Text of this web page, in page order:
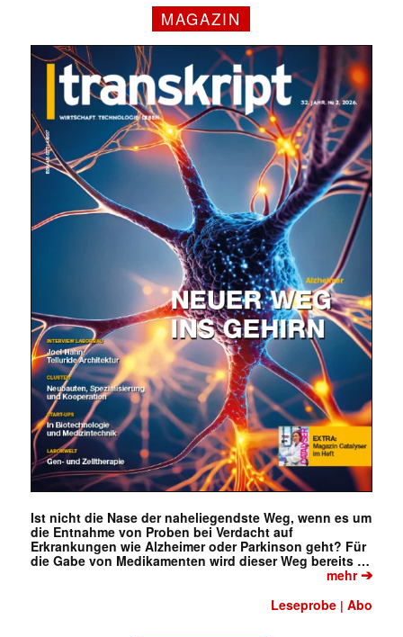
MAGAZIN
Ist nicht die Nase der naheliegendste Weg, wenn es um
die Entnahme von Proben bei Verdacht auf
Erkrankungen wie Alzheimer oder Parkinson geht? Für
die Gabe von Medikamenten wird dieser Weg bereits …
mehr➔
Leseprobe |Abo